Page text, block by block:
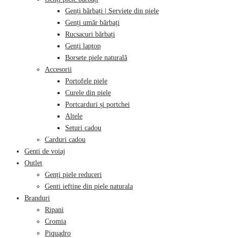
Genți bărbați | Serviete din piele
Genți umăr bărbați
Rucsacuri bărbați
Genți laptop
Borsete piele naturală
Accesorii
Portofele piele
Curele din piele
Portcarduri și portchei
Altele
Seturi cadou
Carduri cadou
Genti de voiaj
Outlet
Genți piele reduceri
Genti ieftine din piele naturala
Branduri
Ripani
Cromia
Piquadro